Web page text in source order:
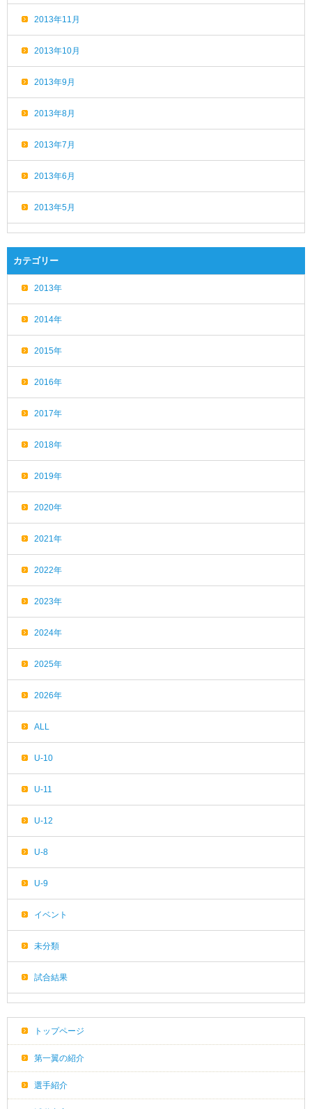
2013年11月
2013年10月
2013年9月
2013年8月
2013年7月
2013年6月
2013年5月
カテゴリー
2013年
2014年
2015年
2016年
2017年
2018年
2019年
2020年
2021年
2022年
2023年
2024年
2025年
2026年
ALL
U-10
U-11
U-12
U-8
U-9
イベント
未分類
試合結果
トップページ
第一翼の紹介
選手紹介